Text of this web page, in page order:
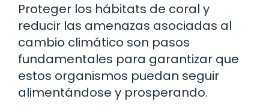
Proteger los hábitats de coral y
reducir las amenazas asociadas al
cambio climático son pasos
fundamentales para garantizar que
estos organismos puedan seguir
alimentándose y prosperando.